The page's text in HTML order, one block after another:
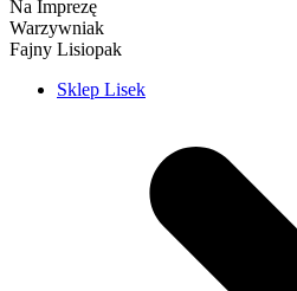
Na Imprezę
Warzywniak
Fajny Lisiopak
Sklep Lisek